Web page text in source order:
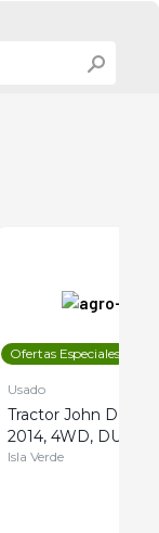
Ofertas Especiales
Usado
Tractor John Deere
2014, 4WD, DUAL
Isla Verde